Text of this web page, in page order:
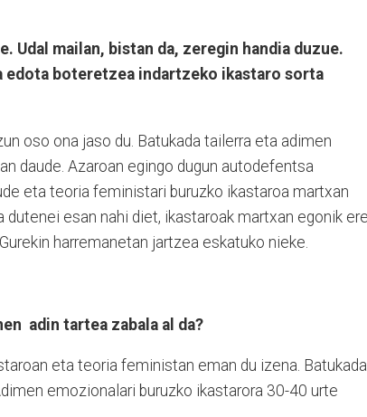
Udal mailan, bistan da, zeregin handia duzue.
edota boteretzea indartzeko ikastaro sorta
oso ona jaso du. Batukada tailerra eta adimen
daude. Azaroan egingo dugun autodefentsa
eta teoria feministari buruzko ikastaroa martxan
dutenei esan nahi diet, ikastaroak martxan egonik
harremanetan jartzea eskatuko nieke.
adin tartea zabala al da?
eta teoria feministan eman du izena. Batukada
emozionalari buruzko ikastarora 30-40 urte